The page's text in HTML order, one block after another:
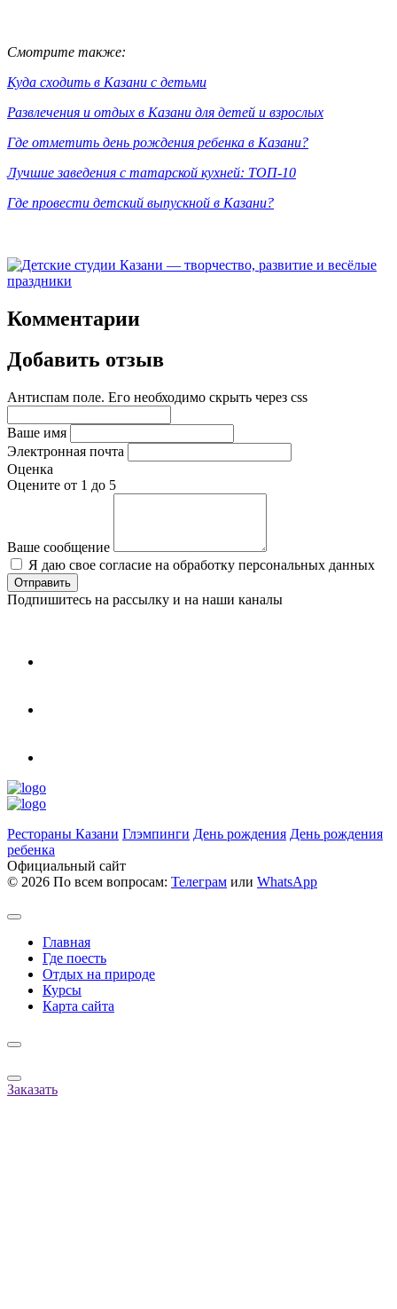
Смотрите также:
Куда сходить в Казани с детьми
Развлечения и отдых в Казани для детей и взрослых
Где отметить день рождения ребенка в Казани?
Лучшие заведения с татарской кухней: ТОП-10
Где провести детский выпускной в Казани?
Комментарии
Добавить отзыв
Антиспам поле. Его необходимо скрыть через css
Ваше имя
Электронная почта
Оценка
Оцените от 1 до 5
Ваше сообщение
Я даю свое согласие на обработку персональных данных
Подпишитесь на рассылку и на наши каналы
Рестораны Казани Глэмпинги День рождения День рождения
ребенка
Официальный сайт
© 2026 По всем вопросам: Телеграм или WhatsApp
Главная
Где поесть
Отдых на природе
Курсы
Карта сайта
Заказать